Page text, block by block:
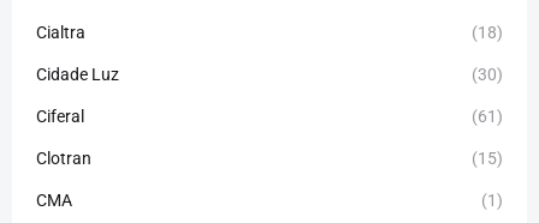
Cialtra (18)
Cidade Luz (30)
Ciferal (61)
Clotran (15)
CMA (1)